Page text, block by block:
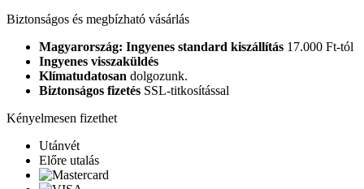
Biztonságos és megbízható vásárlás
Magyarország: Ingyenes standard kiszállítás 17.000 Ft-tól
Ingyenes visszaküldés
Klímatudatosan dolgozunk.
Biztonságos fizetés SSL-titkosítással
Kényelmesen fizethet
Utánvét
Előre utalás